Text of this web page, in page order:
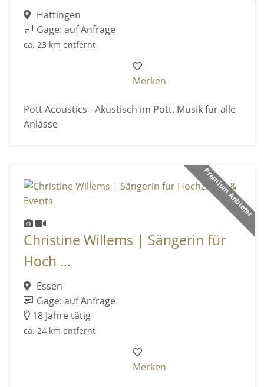
Hattingen
Gage: auf Anfrage
ca. 23 km entfernt
Merken
Pott Acoustics - Akustisch im Pott. Musik für alle
Anlässe
Premium Anbieter
Christine Willems | Sängerin für
Hoch ...
Essen
Gage: auf Anfrage
18 Jahre tätig
ca. 24 km entfernt
Merken